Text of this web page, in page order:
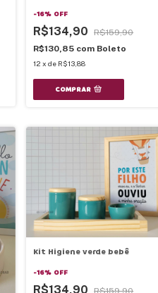
-16% OFF
R$134,90
R$159,90
R$130,85 com Boleto
12 xde R$13,88
COMPRAR
Kit Higiene verde bebê
-16% OFF
R$134,90
R$159,90